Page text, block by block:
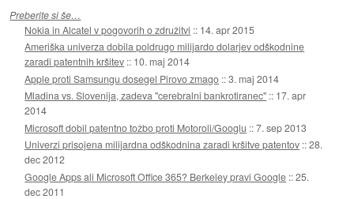
Preberite si še…
Nokia in Alcatel v pogovorih o združitvi :: 14. apr 2015
Ameriška univerza dobila poldrugo milijardo dolarjev odškodnine
zaradi patentnih kršitev :: 10. maj 2014
Apple proti Samsungu dosegel Pirovo zmago ::3. maj 2014
Mladina vs. Slovenija, zadeva "cerebralni bankrotiranec" :: 17. apr
2014
Microsoft dobil patentno tožbo proti Motoroli/Googlu ::7. sep 2013
Univerzi prisojena milijardna odškodnina zaradi kršitve patentov ::28.
dec 2012
Google Apps ali Microsoft Office 365? Berkeley pravi Google ::25.
dec 2011